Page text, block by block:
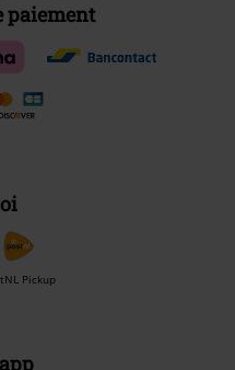
paiement
Pickup